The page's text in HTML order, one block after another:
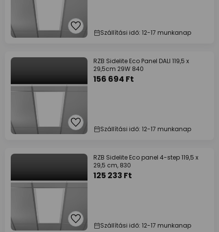
Szállítási idő: 12-17 munkanap
RZB Sidelite Eco Panel DALI 119,5 x
29,5cm 29W 840
156 694 Ft
Szállítási idő: 12-17 munkanap
RZB Sidelite Eco panel 4-step 119,5 x
29,5 cm, 830
125 233 Ft
Szállítási idő: 12-17 munkanap